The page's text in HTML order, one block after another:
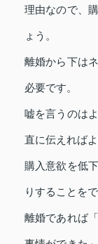
理由なので、
ょう。
離婚から下は
必要です。
嘘を言うのは
直に伝えれば
購入意欲を低
りすることを
離婚であれば